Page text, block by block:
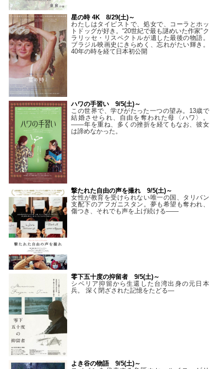
星の時 4K 8/29(土)～
わたしはタイピストで、処⼥で、コーラとホッ
トドッグが好き。“20世紀で最も謎めいた作家”ク
ラリッセ・リスペクトルが遺した最後の物語。
ブラジル映画史にきらめく、忘れがたい輝き。
40年の時を経て⽇本初公開
ハワの手習い 9/5(土)～
この世界で、学びがたった一つの望み。13歳で
結婚させられ、自由を奪われた母〈ハワ〉。
——年を重ね、多くの挫折を経てもなお、彼女
は諦めなかった。
撃たれた自由の声を撮れ 9/5(土)～
女性が教育を受けられない唯一の国、タリバン
支配下のアフガニスタン。夢も希望も奪われ、
傷つき、それでも声を上げ続ける——
零下五十度の抑留者 9/5(土)～
シベリア抑留から生還した台湾出身の元日本
兵。 深く閉ざされた記憶をたどる—
よき谷の物語 9/5(土)～